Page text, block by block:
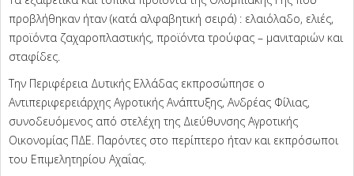
προβλήθηκαν ήταν (κατά αλφαβητική σειρά) : ελαιόλαδο, ελιές,
προϊόντα ζαχαροπλαστικής, προϊόντα τρούφας – μανιταριών και
σταφίδες.
Την Περιφέρεια Δυτικής Ελλάδας εκπροσώπησε ο
Αντιπεριφερειάρχης Αγροτικής Ανάπτυξης, Ανδρέας Φίλιας,
συνοδευόμενος από στελέχη της Διεύθυνσης Αγροτικής
Οικονομίας ΠΔΕ. Παρόντες στο περίπτερο ήταν και εκπρόσωποι
του Επιμελητηρίου Αχαΐας.